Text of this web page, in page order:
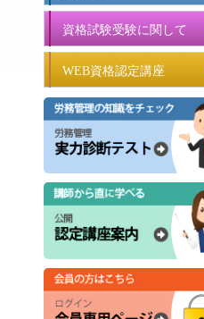
資格試験受験に関して
WEB資格認定講座